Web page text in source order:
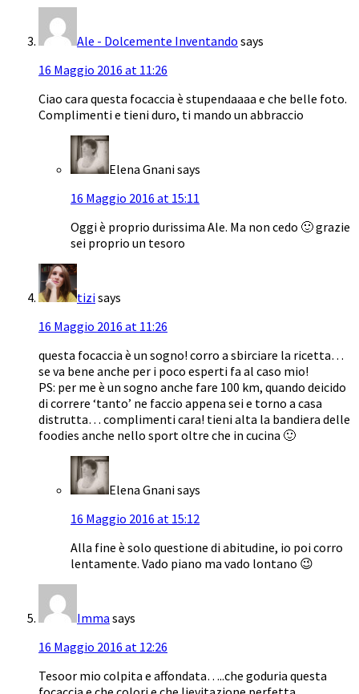
Ale - Dolcemente Inventando says
16 Maggio 2016 at 11:26
Ciao cara questa focaccia è stupendaaaa e che belle foto.
Complimenti e tieni duro, ti mando un abbraccio
Elena Gnanisays
16 Maggio 2016 at 15:11
Oggi è proprio durissima Ale. Ma non cedo 🙂 grazie
sei proprio un tesoro
tizisays
16 Maggio 2016 at 11:26
questa focaccia è un sogno! corro a sbirciare la ricetta…
se va bene anche per i poco esperti fa al caso mio!
PS: per me è un sogno anche fare 100 km, quando deicido
di correre ‘tanto’ ne faccio appena sei e torno a casa
distrutta… complimenti cara! tieni alta la bandiera delle
foodies anche nello sport oltre che in cucina 🙂
Elena Gnanisays
16 Maggio 2016 at 15:12
Alla fine è solo questione di abitudine, io poi corro
lentamente. Vado piano ma vado lontano 😉
Imma says
16 Maggio 2016 at 12:26
Tesoor mio colpita e affondata…..che goduria questa